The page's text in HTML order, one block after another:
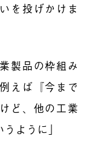
を投げかけま
製品の枠組み
えば『今まで
ど、他の工業
ように」